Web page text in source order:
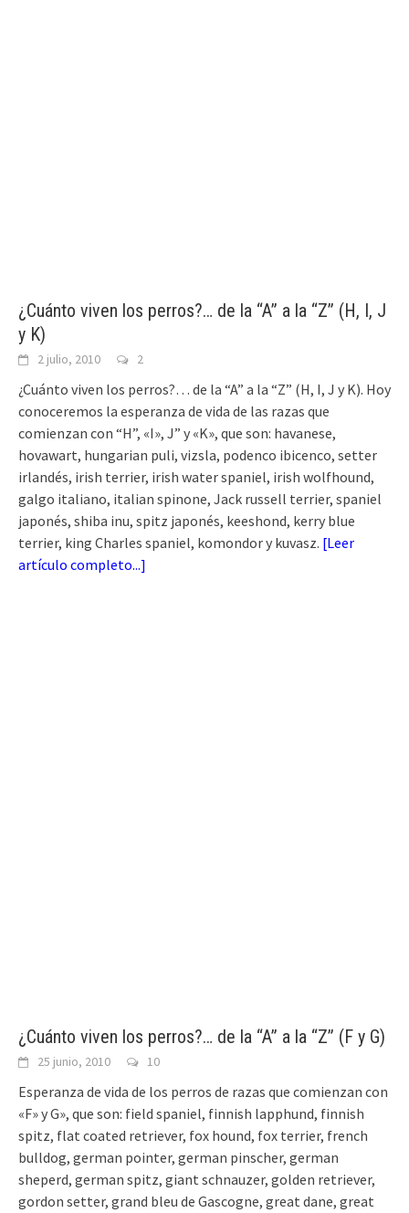
¿Cuánto viven los perros?… de la “A” a la “Z” (H, I, J
y K)
2 julio, 2010 2
¿Cuánto viven los perros?… de la “A” a la “Z” (H, I, J y K). Hoy
conoceremos la esperanza de vida de las razas que
comienzan con “H”, «I», J” y «K», que son: havanese,
hovawart, hungarian puli, vizsla, podenco ibicenco, setter
irlandés, irish terrier, irish water spaniel, irish wolfhound,
galgo italiano, italian spinone, Jack russell terrier, spaniel
japonés, shiba inu, spitz japonés, keeshond, kerry blue
terrier, king Charles spaniel, komondor y kuvasz. [Leer
artículo completo...]
¿Cuánto viven los perros?… de la “A” a la “Z” (F y G)
25 junio, 2010 10
Esperanza de vida de los perros de razas que comienzan con
«F» y G», que son: field spaniel, finnish lapphund, finnish
spitz, flat coated retriever, fox hound, fox terrier, french
bulldog, german pointer, german pinscher, german
sheperd, german spitz, giant schnauzer, golden retriever,
gordon setter, grand bleu de Gascogne, great dane, great